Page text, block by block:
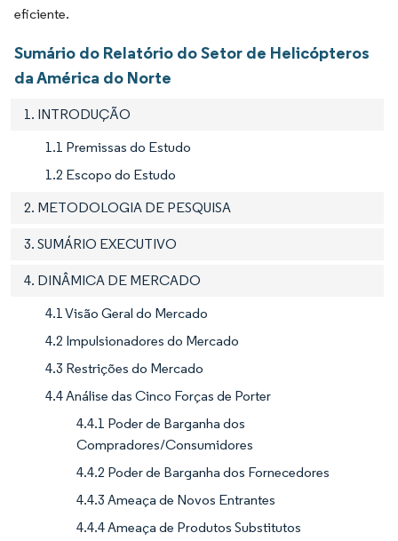
eficiente.
Sumário do Relatório do Setor de Helicópteros
da América do Norte
1. INTRODUÇÃO
1.1 Premissas do Estudo
1.2 Escopo do Estudo
2. METODOLOGIA DE PESQUISA
3. SUMÁRIO EXECUTIVO
4. DINÂMICA DE MERCADO
4.1 Visão Geral do Mercado
4.2 Impulsionadores do Mercado
4.3 Restrições do Mercado
4.4 Análise das Cinco Forças de Porter
4.4.1 Poder de Barganha dos
Compradores/Consumidores
4.4.2 Poder de Barganha dos Fornecedores
4.4.3 Ameaça de Novos Entrantes
4.4.4 Ameaça de Produtos Substitutos